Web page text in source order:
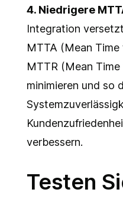
4. Niedrigere
Integration
MTTA (Mean
MTTR (Mean
minimieren und so
verbessern.
Testen